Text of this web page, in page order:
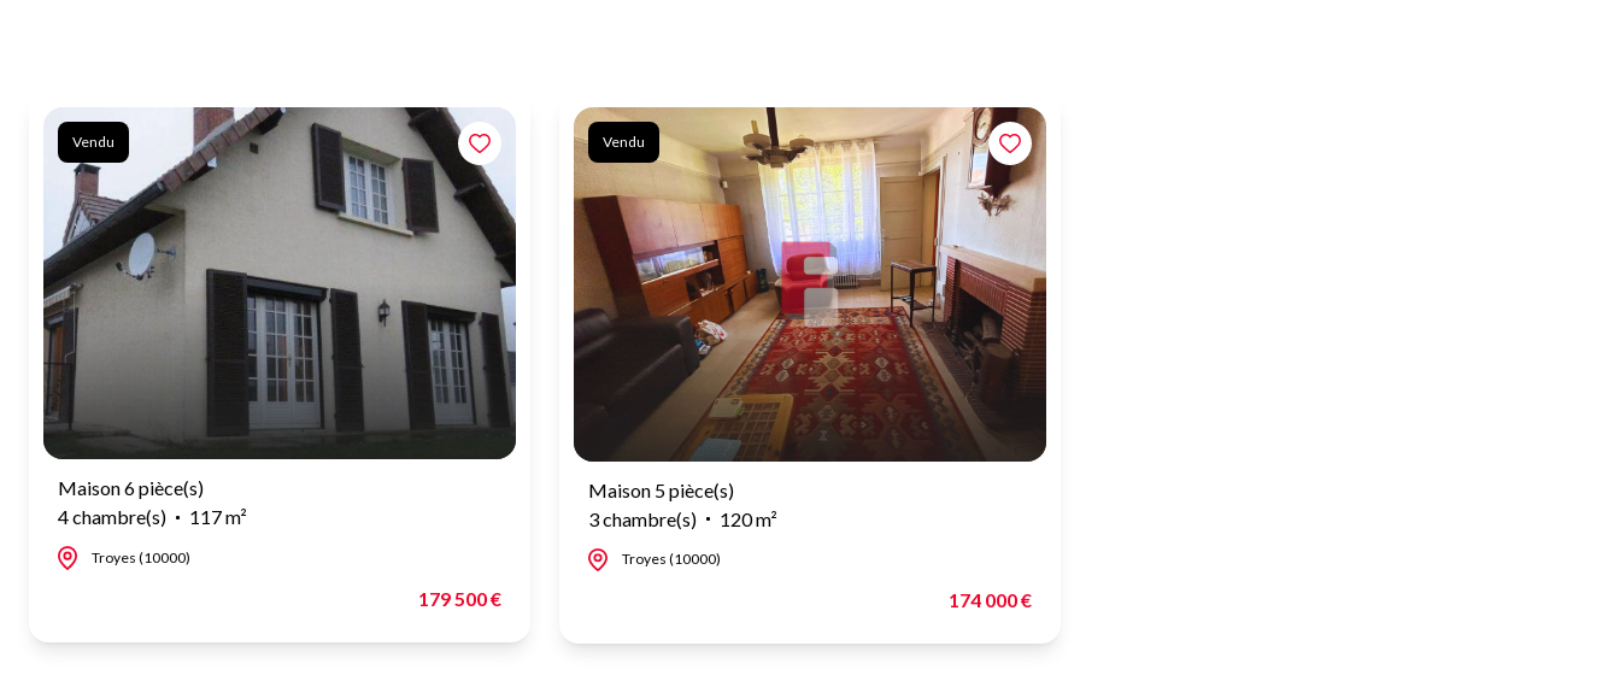
Vendu
Maison 6 pièce(s)
4 chambre(s)
117 m²
Troyes (10000)
179 500 €
Vendu
Maison 5 pièce(s)
3 chambre(s)
120 m²
Troyes (10000)
174 000 €